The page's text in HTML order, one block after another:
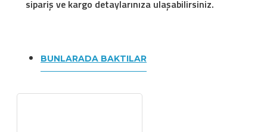
sipariş ve kargo detaylarınıza ulaşabilirsiniz.
BUNLARADA BAKTILAR